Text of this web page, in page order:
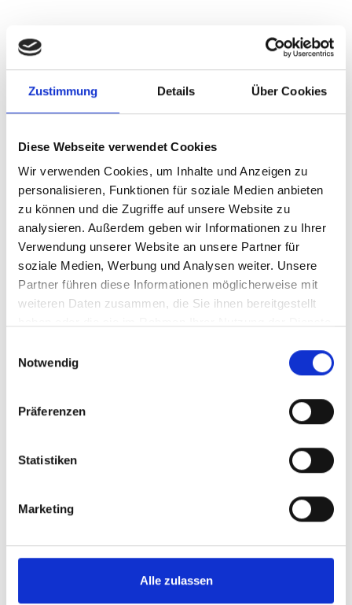
Zustimmung Details Über Cookies
Diese Webseite verwendet Cookies
Wir verwenden Cookies, um Inhalte und Anzeigen zu
personalisieren, Funktionen für soziale Medien anbieten
zu können und die Zugriffe auf unsere Website zu
analysieren. Außerdem geben wir Informationen zu Ihrer
Verwendung unserer Website an unsere Partner für
soziale Medien, Werbung und Analysen weiter. Unsere
Partner führen diese Informationen möglicherweise mit
weiteren Daten zusammen, die Sie ihnen bereitgestellt
Notwendig
Präferenzen
Statistiken
Marketing
Alle zulassen